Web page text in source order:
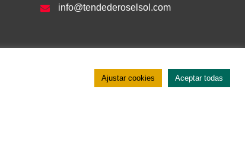
info@tendederoselsol.com
Ajustar cookies Aceptar todas